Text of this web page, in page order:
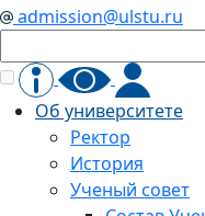
admission@ulstu.ru
Об университете
Ректор
История
Ученый совет